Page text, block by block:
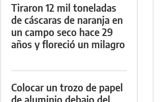
Tiraron 12 mil toneladas
de cáscaras de naranja en
un campo seco hace 29
años y floreció un milagro
Colocar un trozo de papel
de aluminio debajo del